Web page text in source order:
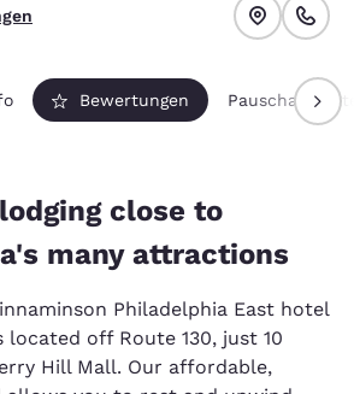
Bewertungen
close to
many attractions
Philadelphia East hotel
located off Route 130, just 10
Hill Mall. Our affordable,